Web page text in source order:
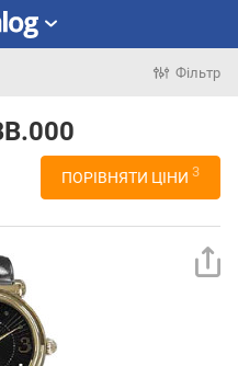
Фільтр
ПОРІВНЯТИ ЦІНИ 3